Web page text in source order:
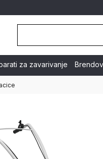
za zavarivanje